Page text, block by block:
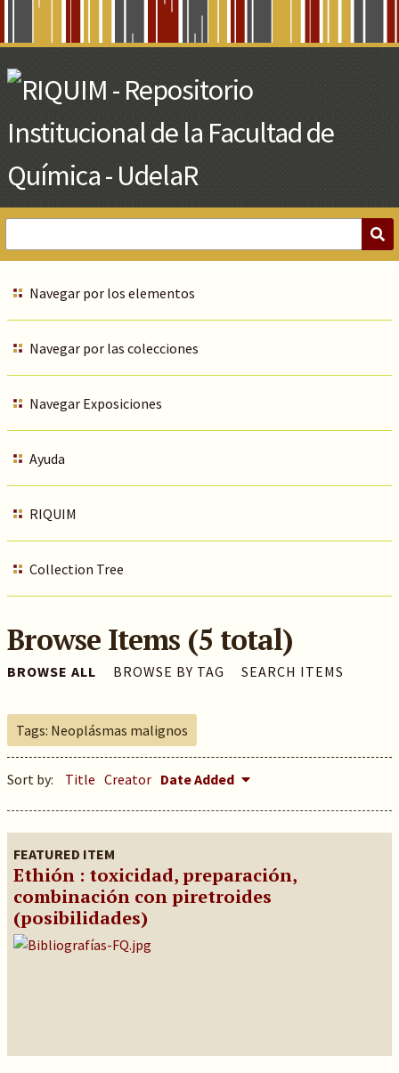
Main
Content
Navegar por los elementos
Navegar por las colecciones
Navegar Exposiciones
Ayuda
RIQUIM
Collection Tree
Browse Items (5 total)
BROWSE ALL BROWSE BY TAG SEARCH ITEMS
Tags: Neoplásmas malignos
Sort by: Title Creator Date Added
FEATURED ITEM
Ethión : toxicidad, preparación,
combinación con piretroides
(posibilidades)